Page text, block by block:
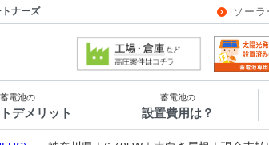
ナーズ ソー
蓄電池の
デメリット
蓄電池の
設置費用は？